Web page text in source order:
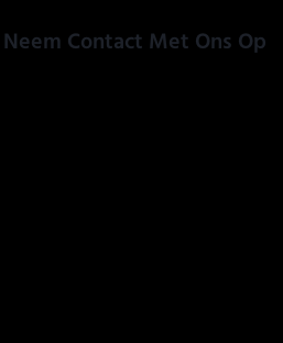
Neem Contact Met Ons Op